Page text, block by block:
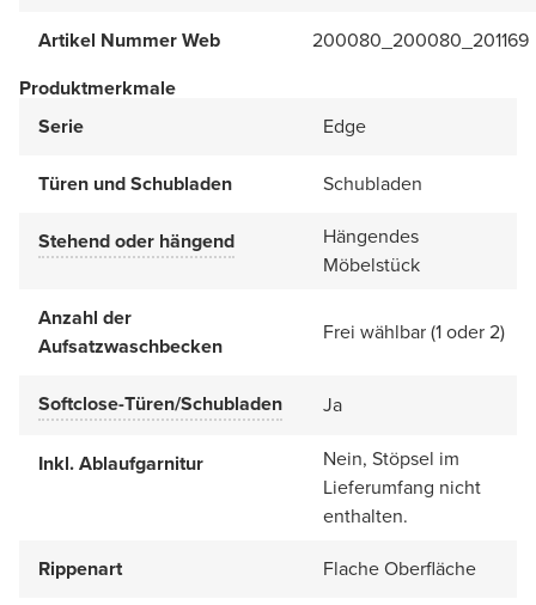
Artikel Nummer Web
200080_200080_201169
Produktmerkmale
Serie
Edge
Türen und Schubladen Schubladen
Stehend oder hängend
Hängendes
Möbelstück
Anzahl der
Aufsatzwaschbecken
Frei wählbar (1 oder 2)
Softclose-Türen/Schubladen Ja
Inkl. Ablaufgarnitur
Nein, Stöpsel im
Lieferumfang nicht
enthalten.
Rippenart
Flache Oberfläche